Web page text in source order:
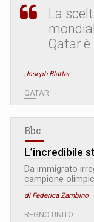
La
Qatar
Joseph Blatter
QATAR
Bbc
L’incredibile
Da immigrato
campione
di Federica Zambino
REGNO UNITO